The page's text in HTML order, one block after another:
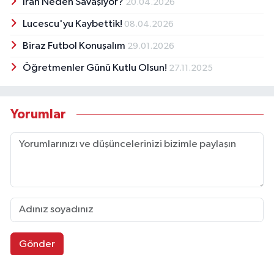
İran Neden Savaşıyor? 20.04.2026
Lucescu'yu Kaybettik! 08.04.2026
Biraz Futbol Konuşalım 29.01.2026
Öğretmenler Günü Kutlu Olsun! 27.11.2025
Yorumlar
Gönder